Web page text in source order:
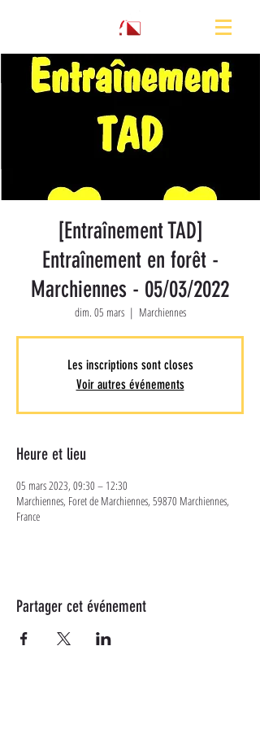
[Entraînement TAD]
Entraînement en forêt -
Marchiennes - 05/03/2022
dim. 05 mars
  |
Marchiennes
Les inscriptions sont closes
Voir autres événements
Heure et lieu
05 mars 2023, 09:30 – 12:30
Marchiennes, Foret de Marchiennes, 59870 Marchiennes,
France
Partager cet événement